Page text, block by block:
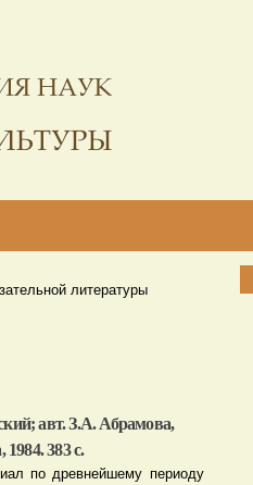
литературы
авт. З.А. Абрамова,
383 с.
по древнейшему периоду